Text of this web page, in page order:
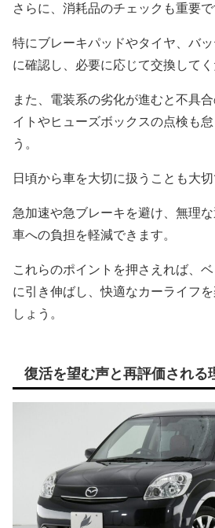
さらに、消耗品のチェックも重要で
特にブレーキパッドやタイヤ、バ
に確認し、必要に応じて交換してく
また、電装系の劣化が進むと不具
イトやヒューズボックスの点検も
う。
日頃から車を大切に扱うことも大切
急加速や急ブレーキを避け、無理な
車への負担を軽減できます。
これらのポイントを押さえれば、
に引き伸ばし、快適なカーライフ
しょう。
復活を望む声と再評価される